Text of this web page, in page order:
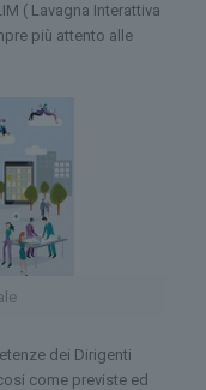
( Lavagna Interattiva
più attento alle
dei Dirigenti
come previste ed